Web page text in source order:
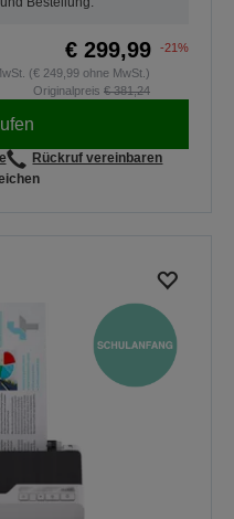
€ 299,99
-21%
(€ 249,99 ohne MwSt.)
Originalpreis € 381,24
Rückruf vereinbaren